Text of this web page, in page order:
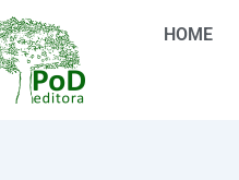
HOME